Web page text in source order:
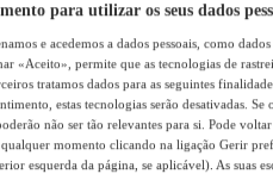
para utilizar os seus dados
e acedemos a dados pessoais, como
«Aceito», permite que as tecnologias de
tratamos dados para as seguintes
estas tecnologias serão desativadas. Se
não ser tão relevantes para si. Pode voltar
momento clicando na ligação Gerir
esquerda da página, se aplicável). As suas